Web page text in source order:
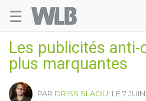
☰
Les publicités
plus marquantes
PAR DRISS SLAOUI LE 7